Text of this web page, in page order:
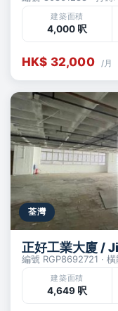
建築面積
4,000 呎
HK$ 32,000 /月
荃灣
正好工業大廈 /
編號 RGP8692721 ·
建築面積
4,649 呎